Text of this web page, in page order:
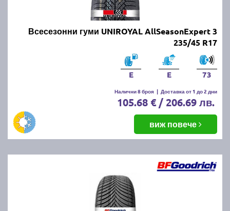
Всесезонни гуми UNIROYAL AllSeasonExpert 3
235/45 R17
E E 73
Налични 8 броя | Доставка от 1 до 2 дни
105.68 € / 206.69 лв.
виж повече